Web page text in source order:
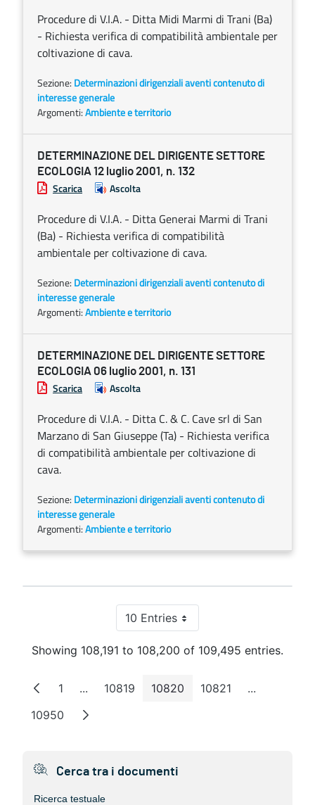
Procedure di V.I.A. - Ditta Midi Marmi di Trani (Ba)
- Richiesta verifica di compatibilità ambientale per
coltivazione di cava.
Sezione: Determinazioni dirigenziali aventi contenuto di
interesse generale
Argomenti:Ambiente e territorio
DETERMINAZIONE DEL DIRIGENTE SETTORE
ECOLOGIA 12 luglio 2001, n. 132
Scarica Ascolta
Procedure di V.I.A. - Ditta Generai Marmi di Trani
(Ba) - Richiesta verifica di compatibilità
ambientale per coltivazione di cava.
Sezione: Determinazioni dirigenziali aventi contenuto di
interesse generale
Argomenti:Ambiente e territorio
DETERMINAZIONE DEL DIRIGENTE SETTORE
ECOLOGIA 06 luglio 2001, n. 131
Scarica Ascolta
Procedure di V.I.A. - Ditta C. & C. Cave srl di San
Marzano di San Giuseppe (Ta) - Richiesta verifica
di compatibilità ambientale per coltivazione di
cava.
Sezione: Determinazioni dirigenziali aventi contenuto di
interesse generale
Argomenti:Ambiente e territorio
10 EntriesPer Page
Showing 108,191 to 108,200 of 109,495 entries.
Page
1 ...Intermediate Pages
Page
10819 Page
10820 Page
10821 ...
Page
10950
Cerca tra i documenti
Ricerca testuale